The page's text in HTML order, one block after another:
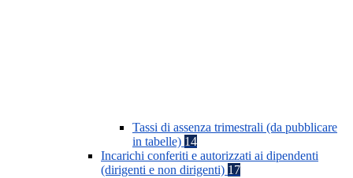
Tassi di assenza trimestrali (da pubblicare
in tabelle) 14
Incarichi conferiti e autorizzati ai dipendenti
(dirigenti e non dirigenti) 17